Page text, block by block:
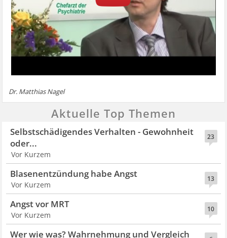
Dr. Matthias Nagel
Aktuelle Top Themen
23
Selbstschädigendes Verhalten - Gewohnheit
oder...
Vor Kurzem
13
Blasenentzündung habe Angst
Vor Kurzem
10
Angst vor MRT
Vor Kurzem
Wer wie was? Wahrnehmung und Vergleich